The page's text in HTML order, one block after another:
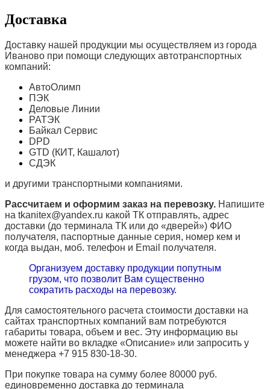
Доставка
Доставку нашей продукции мы осуществляем из города
Иваново при помощи следующих автотранспортных
компаний:
АвтоОлимп
ПЭК
Деловые Линии
РАТЭК
Байкал Сервис
DPD
GTD (КИТ, Кашалот)
СДЭК
и другими транспортными компаниями.
Рассчитаем и оформим заказ на перевозку. Напишите
на tkanitex@yandex.ru какой ТК отправлять, адрес
доставки (до терминала ТК или до «дверей») ФИО
получателя, паспортные данные серия, номер кем и
когда выдан, моб. телефон и Email получателя.
Организуем доставку продукции попутным
грузом, что позволит Вам существенно
сократить расходы на перевозку.
Для самостоятельного расчета стоимости доставки на
сайтах транспортных компаний вам потребуются
габариты товара, объем и вес. Эту информацию вы
можете найти во вкладке «Описание» или запросить у
менеджера +7 915 830-18-30.
При покупке товара на сумму более 80000 руб.
единовременно доставка до терминала